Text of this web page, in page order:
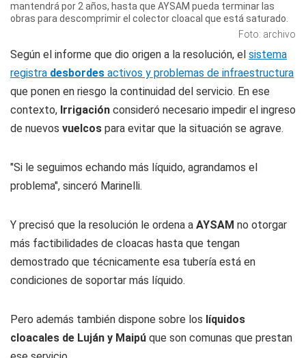
mantendrá por 2 años, hasta que AYSAM pueda terminar las
obras para descomprimir el colector cloacal que está saturado.
Foto: archivo
Según el informe que dio origen a la resolución, el sistema
registra desbordes activos y problemas de infraestructura
que ponen en riesgo la continuidad del servicio. En ese
contexto, Irrigación consideró necesario impedir el ingreso
de nuevos vuelcos para evitar que la situación se agrave.
"Si le seguimos echando más líquido, agrandamos el
problema", sinceró Marinelli.
Y precisó que la resolución le ordena a AYSAM no otorgar
más factibilidades de cloacas hasta que tengan
demostrado que técnicamente esa tubería está en
condiciones de soportar más líquido.
Pero además también dispone sobre los líquidos
cloacales de Luján y Maipú que son comunas que prestan